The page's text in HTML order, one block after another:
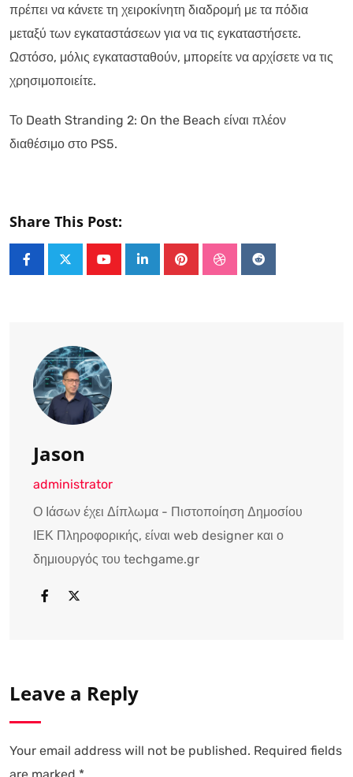
πρέπει να κάνετε τη χειροκίνητη διαδρομή με τα πόδια
μεταξύ των εγκαταστάσεων για να τις εγκαταστήσετε.
Ωστόσο, μόλις εγκατασταθούν, μπορείτε να αρχίσετε να τις
χρησιμοποιείτε.
Το Death Stranding 2: On the Beach είναι πλέον
διαθέσιμο στο PS5.
Share This Post:
LinkedInPinterestStumbleUpon
Reddit
Jason
administrator
Ο Ιάσων έχει Δίπλωμα - Πιστοποίηση Δημοσίου
ΙΕΚ Πληροφορικής, είναι web designer και ο
δημιουργός του techgame.gr
Leave a Reply
Your email address will not be published. Required fields